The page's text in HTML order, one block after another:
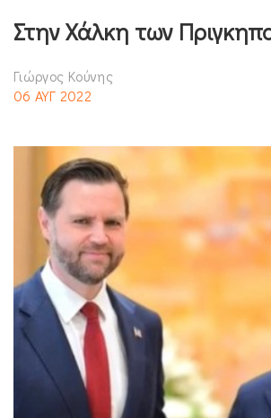
Στην Χάλκη των
Γιώργος Κούνης
06 ΑΥΓ 2022